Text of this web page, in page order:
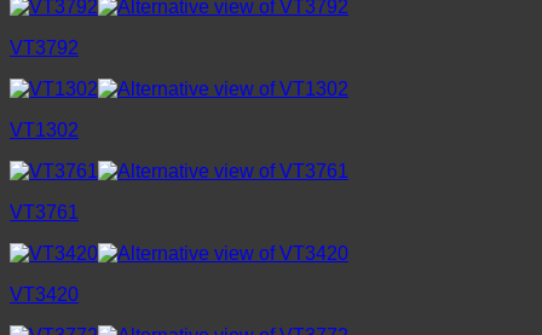
VT3792
VT1302
VT3761
VT3420